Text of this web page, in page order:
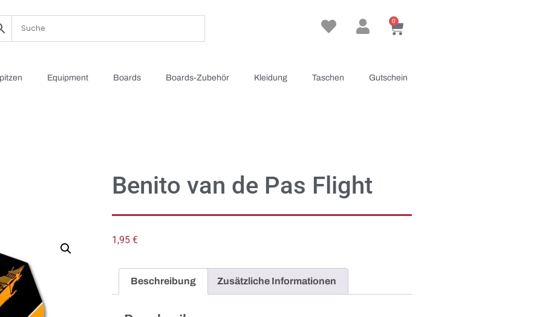
0
Equipment Boards Boards-Zubehör Kleidung Taschen Gutschein
Benito van de Pas Flight
1,95 €
Beschreibung Zusätzliche Informationen